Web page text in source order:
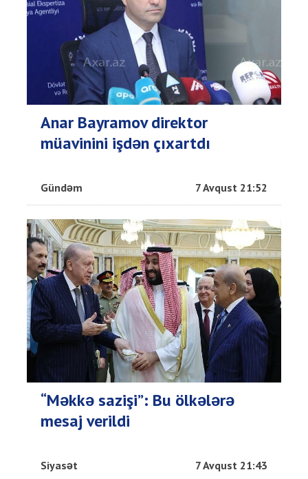
Anar Bayramov direktor
müavinini işdən çıxartdı
Gündəm 7 Avqust 21:52
“Məkkə sazişi”: Bu ölkələrə
mesaj verildi
Siyasət 7 Avqust 21:43